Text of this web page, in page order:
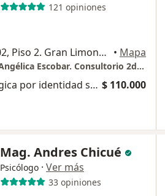
121 opiniones
Carrera 65 # 5-102, Piso 2. Gran Limonar., Cali • Mapa
Consulta privada. Angélica Escobar. Consultorio 2do Piso.
Consulta psicológica por identidad sexual $ 110.000
Mag. Andres Chicué
Psicólogo · Ver más
33 opiniones